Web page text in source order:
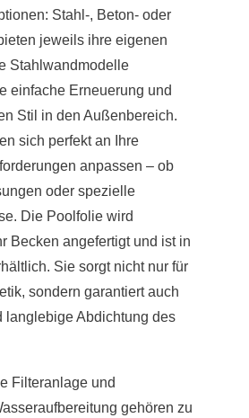
Stahl-, Beton- oder
jeweils ihre eigenen
Stahlwandmodelle
einfache Erneuerung und
Stil in den Außenbereich.
sich perfekt an Ihre
anpassen – ob
oder spezielle
Die Poolfolie wird
Becken angefertigt und ist in
Sie sorgt nicht nur für
sondern garantiert auch
langlebige Abdichtung des
Filteranlage und
gehören zu